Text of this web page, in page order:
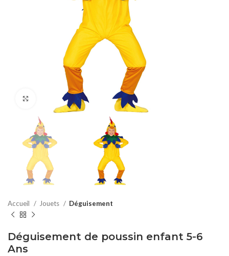
Click to enlarge
Accueil Jouets Déguisement
Déguisement de poussin enfant 5-6
Ans